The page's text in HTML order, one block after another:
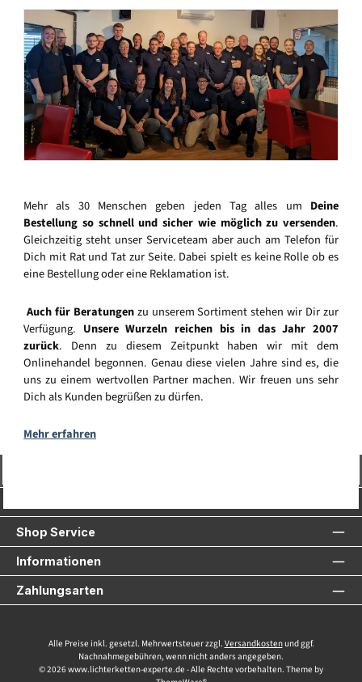
Mehr als 30 Menschen geben jeden Tag alles um Deine
Bestellung so schnell und sicher wie möglich zu versenden.
Gleichzeitig steht unser Serviceteam aber auch am Telefon für
Dich mit Rat und Tat zur Seite. Dabei spielt es keine Rolle ob es
eine Bestellung oder eine Reklamation ist.
Auch für Beratungenzu unserem Sortiment stehen wir Dir zur
Verfügung. Unsere Wurzeln reichen bis in das Jahr 2007
zurück. Denn zu diesem Zeitpunkt haben wir mit dem
Onlinehandel begonnen. Genau diese vielen Jahre sind es, die
uns zu einem wertvollen Partner machen. Wir freuen uns sehr
Dich als Kunden begrüßen zu dürfen.
Mehr erfahren
Shop Service
Informationen
Zahlungsarten
Alle Preise inkl. gesetzl. Mehrwertsteuer zzgl. Versandkostenund ggf.
Nachnahmegebühren, wenn nicht anders angegeben.
© 2026 www.lichterketten-experte.de - Alle Rechte vorbehalten. Theme by